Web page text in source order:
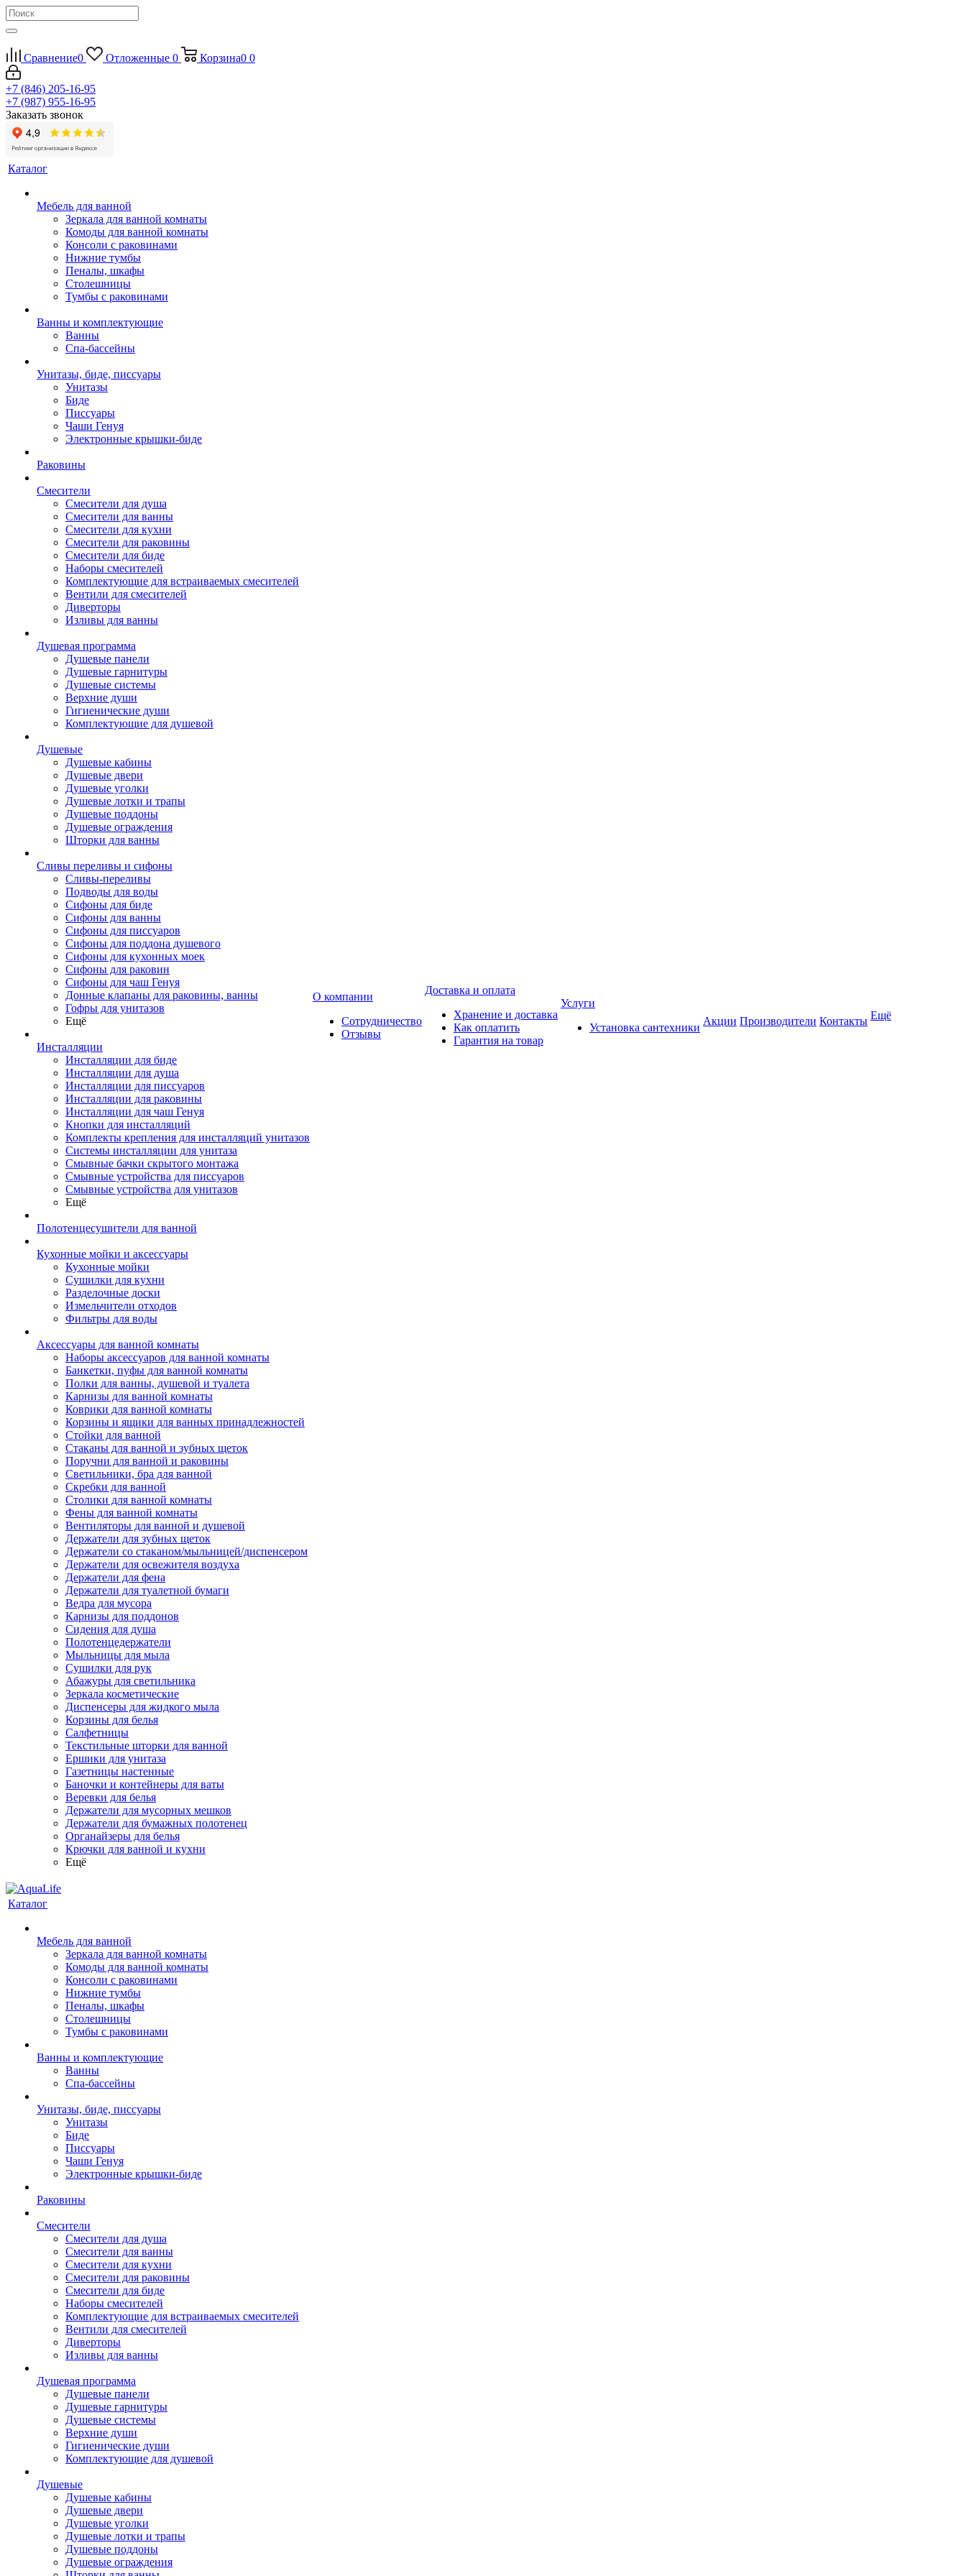
Сравнение0 Отложенные 0 Корзина0 0
+7 (846) 205-16-95
+7 (987) 955-16-95
Заказать звонок
Каталог
Мебель для ванной
Зеркала для ванной комнаты
Комоды для ванной комнаты
Консоли с раковинами
Нижние тумбы
Пеналы, шкафы
Столешницы
Тумбы с раковинами
Ванны и комплектующие
Ванны
Спа-бассейны
Унитазы, биде, писсуары
Унитазы
Биде
Писсуары
Чаши Генуя
Электронные крышки-биде
Раковины
Смесители
Смесители для душа
Смесители для ванны
Смесители для кухни
Смесители для раковины
Смесители для биде
Наборы смесителей
Комплектующие для встраиваемых смесителей
Вентили для смесителей
Диверторы
Изливы для ванны
Душевая программа
Душевые панели
Душевые гарнитуры
Душевые системы
Верхние души
Гигиенические души
Комплектующие для душевой
Душевые
Душевые кабины
Душевые двери
Душевые уголки
Душевые лотки и трапы
Душевые поддоны
Душевые ограждения
Шторки для ванны
Сливы переливы и сифоны
Сливы-переливы
Подводы для воды
Сифоны для биде
Сифоны для ванны
Сифоны для писсуаров
Сифоны для поддона душевого
Сифоны для кухонных моек
Сифоны для раковин
Сифоны для чаш Генуя
Донные клапаны для раковины, ванны
Гофры для унитазов
Ещё
Инсталляции
Инсталляции для биде
Инсталляции для душа
Инсталляции для писсуаров
Инсталляции для раковины
Инсталляции для чаш Генуя
Кнопки для инсталляций
Комплекты крепления для инсталляций унитазов
Системы инсталляции для унитаза
Смывные бачки скрытого монтажа
Смывные устройства для писсуаров
Смывные устройства для унитазов
Ещё
Полотенцесушители для ванной
Кухонные мойки и аксессуары
Кухонные мойки
Сушилки для кухни
Разделочные доски
Измельчители отходов
Фильтры для воды
Аксессуары для ванной комнаты
Наборы аксессуаров для ванной комнаты
Банкетки, пуфы для ванной комнаты
Полки для ванны, душевой и туалета
Карнизы для ванной комнаты
Коврики для ванной комнаты
Корзины и ящики для ванных принадлежностей
Стойки для ванной
Стаканы для ванной и зубных щеток
Поручни для ванной и раковины
Светильники, бра для ванной
Скребки для ванной
Столики для ванной комнаты
Фены для ванной комнаты
Вентиляторы для ванной и душевой
Держатели для зубных щеток
Держатели со стаканом/мыльницей/диспенсером
Держатели для освежителя воздуха
Держатели для фена
Держатели для туалетной бумаги
Ведра для мусора
Карнизы для поддонов
Сидения для душа
Полотенцедержатели
Мыльницы для мыла
Сушилки для рук
Абажуры для светильника
Зеркала косметические
Диспенсеры для жидкого мыла
Корзины для белья
Салфетницы
Текстильные шторки для ванной
Ершики для унитаза
Газетницы настенные
Баночки и контейнеры для ваты
Веревки для белья
Держатели для мусорных мешков
Держатели для бумажных полотенец
Органайзеры для белья
Крючки для ванной и кухни
Ещё
О компании
Сотрудничество
Отзывы
Доставка и оплата
Хранение и доставка
Как оплатить
Гарантия на товар
Услуги
Установка сантехники
Акции Производители Контакты Ещё
Каталог
Мебель для ванной
Зеркала для ванной комнаты
Комоды для ванной комнаты
Консоли с раковинами
Нижние тумбы
Пеналы, шкафы
Столешницы
Тумбы с раковинами
Ванны и комплектующие
Ванны
Спа-бассейны
Унитазы, биде, писсуары
Унитазы
Биде
Писсуары
Чаши Генуя
Электронные крышки-биде
Раковины
Смесители
Смесители для душа
Смесители для ванны
Смесители для кухни
Смесители для раковины
Смесители для биде
Наборы смесителей
Комплектующие для встраиваемых смесителей
Вентили для смесителей
Диверторы
Изливы для ванны
Душевая программа
Душевые панели
Душевые гарнитуры
Душевые системы
Верхние души
Гигиенические души
Комплектующие для душевой
Душевые
Душевые кабины
Душевые двери
Душевые уголки
Душевые лотки и трапы
Душевые поддоны
Душевые ограждения